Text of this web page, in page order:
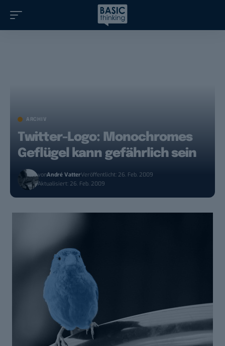
ARCHIV
Twitter-Logo: Monochromes
Geflügel kann gefährlich sein
vonAndré VatterVeröffentlicht: 26. Feb. 2009
Aktualisiert: 26. Feb. 2009